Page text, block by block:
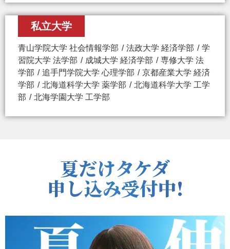
私立大学
青山学院大学 社会情報学部 法政大学 経済学部
学
習院大学 法学部
成城大学 経済学部
専修大学 法
学部
追手門学院大学 心理学部
京都産業大学 経済
学部
北海道科学大学 薬学部
北海道科学大学 工学
部
北海学園大学 工学部
夏だけタケダ
申し込み受付中!